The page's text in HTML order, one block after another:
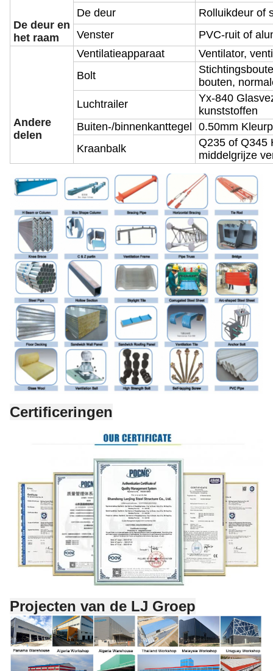
De deur en
het raam
De deur
Rolluikdeur of
Venster
PVC-ruit of
Andere
delen
Ventilatieapparaat
Ventilator,
Bolt
bouten,
Luchtrailer
Yx-840
kunststoffen
Buiten-/binnenkanttegel
0.50mm
Kraanbalk
Q235 of Q345
middelgrijze
Certificeringen
Projecten van de LJ Groep